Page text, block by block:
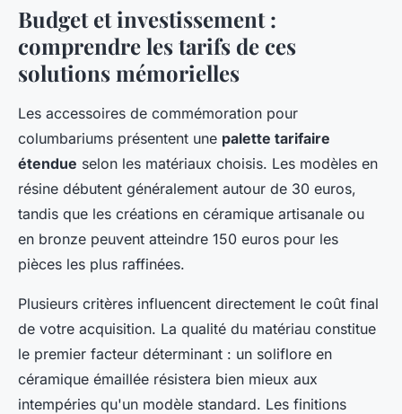
Budget et investissement :
comprendre les tarifs de ces
solutions mémorielles
Les accessoires de commémoration pour
columbariums présentent une palette tarifaire
étendue selon les matériaux choisis. Les modèles en
résine débutent généralement autour de 30 euros,
tandis que les créations en céramique artisanale ou
en bronze peuvent atteindre 150 euros pour les
pièces les plus raffinées.
Plusieurs critères influencent directement le coût final
de votre acquisition. La qualité du matériau constitue
le premier facteur déterminant : un soliflore en
céramique émaillée résistera bien mieux aux
intempéries qu'un modèle standard. Les finitions